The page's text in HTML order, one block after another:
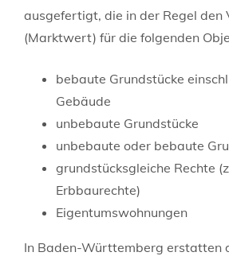
ausgefertigt, die in der Regel den
(Marktwert) für die folgenden
bebaute Grundstücke
Gebäude
unbebaute Grundstücke
unbebaute oder bebaute
grundstücksgleiche Rechte
Erbbaurechte)
Eigentumswohnungen
In Baden-Württemberg erstatten